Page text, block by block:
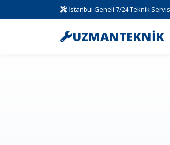
İstanbul Geneli 7/24 Teknik Servis
UZMANTEKNİK